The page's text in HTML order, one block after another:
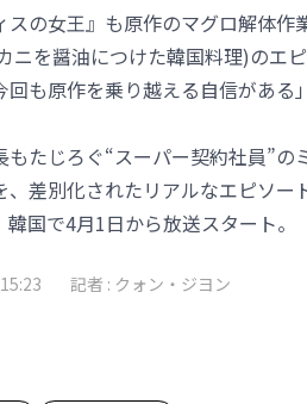
スの女王』も原作のマグロ解体
ニを醤油につけた韓国料理)のエ
も原作を乗り越える自信がある
もたじろぐ“スーパー契約社員”
、差別化されたリアルなエピソ
国で4月1日から放送スタート。
記者 : クォン・ジヨン